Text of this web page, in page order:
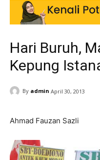
Hari Buruh,
Kepung
By admin April 30, 2013
Ahmad Fauzan Sazli